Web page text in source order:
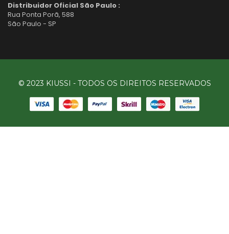
Distribuidor Oficial São Paulo :
Rua Ponta Porã, 588
São Paulo - SP
© 2023 KIUSSI - TODOS OS DIREITOS RESERVADOS